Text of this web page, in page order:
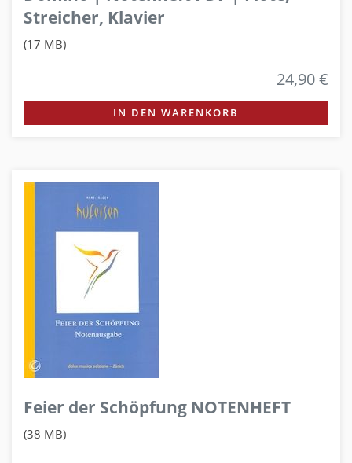
Streicher, Klavier
(17 MB)
24,90 €
IN DEN WARENKORB
Feier der Schöpfung NOTENHEFT
(38 MB)